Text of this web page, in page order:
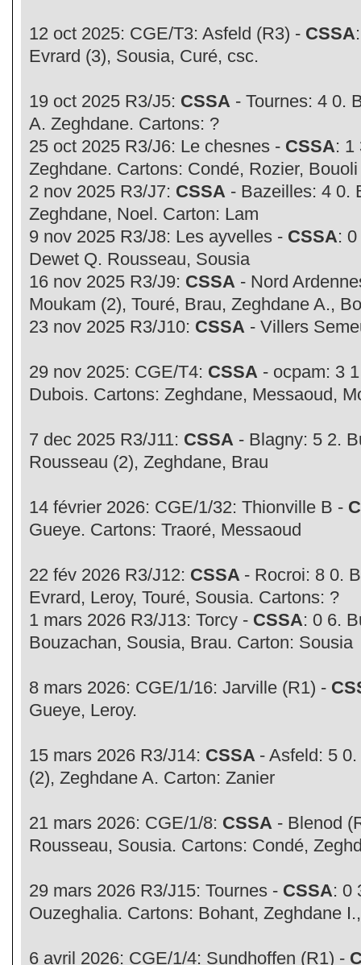
12 oct 2025: CGE/T3: Asfeld (R3) - CSSA
Evrard (3), Sousia, Curé, csc.
19 oct 2025 R3/J5: CSSA - Tournes: 4 0.
A. Zeghdane. Cartons: ?
25 oct 2025 R3/J6: Le chesnes - CSSA: 1
Zeghdane. Cartons: Condé, Rozier, Bouoli
2 nov 2025 R3/J7: CSSA - Bazeilles: 4 0.
Zeghdane, Noel. Carton: Lam
9 nov 2025 R3/J8: Les ayvelles - CSSA:
Dewet Q. Rousseau, Sousia
16 nov 2025 R3/J9: CSSA - Nord
Moukam (2), Touré, Brau, Zeghdane A.,
23 nov 2025 R3/J10: CSSA - Villers
29 nov 2025: CGE/T4: CSSA - ocpam: 3
Dubois. Cartons: Zeghdane, Messaoud,
7 dec 2025 R3/J11: CSSA - Blagny: 5 2.
Rousseau (2), Zeghdane, Brau
14 février 2026: CGE/1/32: Thionville B -
Gueye. Cartons: Traoré, Messaoud
22 fév 2026 R3/J12: CSSA - Rocroi: 8 0.
Evrard, Leroy, Touré, Sousia. Cartons: ?
1 mars 2026 R3/J13: Torcy - CSSA: 0 6.
Bouzachan, Sousia, Brau. Carton: Sousia
8 mars 2026: CGE/1/16: Jarville (R1) -
Gueye, Leroy.
15 mars 2026 R3/J14: CSSA - Asfeld: 5
(2), Zeghdane A. Carton: Zanier
21 mars 2026: CGE/1/8: CSSA - Blenod
Rousseau, Sousia. Cartons: Condé,
29 mars 2026 R3/J15: Tournes - CSSA: 0
Ouzeghalia. Cartons: Bohant, Zeghdane
6 avril 2026: CGE/1/4: Sundhoffen (R1) -